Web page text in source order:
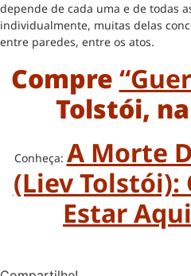
depende de cada uma e de todas
individualmente, muitas delas
entre paredes, entre os atos.
Compre
Tolstói,
Conheça: A Morte
(Liev Tolstói):
Estar